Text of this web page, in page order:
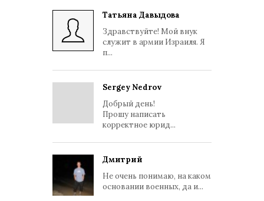
Татьяна Давыдова
Здравствуйте! Мой внук
служит в армии Израиля. Я
п...
Sergey Nedrov
Добрый день!
Прошу написать
корректное юрид...
Дмитрий
Не очень понимаю, на каком
основании военных, да и...